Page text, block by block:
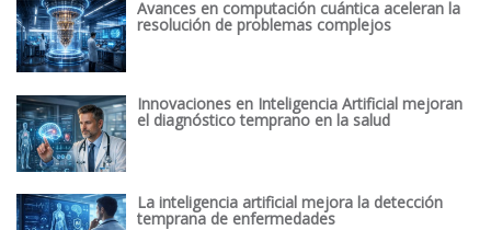
Avances en computación cuántica aceleran la
resolución de problemas complejos
Innovaciones en Inteligencia Artificial mejoran
el diagnóstico temprano en la salud
La inteligencia artificial mejora la detección
temprana de enfermedades